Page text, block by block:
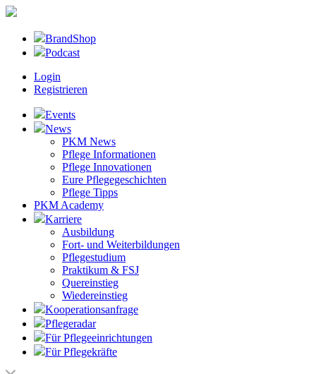
BrandShop
Podcast
Login
Registrieren
Events
News
PKM News
Pflege Informationen
Pflege Innovationen
Eure Pflegegeschichten
Pflege Tipps
PKM Academy
Karriere
Ausbildung
Fort- und Weiterbildungen
Pflegestudium
Praktikum & FSJ
Quereinstieg
Wiedereinstieg
Kooperationsanfrage
Pflegeradar
Für Pflegeeinrichtungen
Für Pflegekräfte